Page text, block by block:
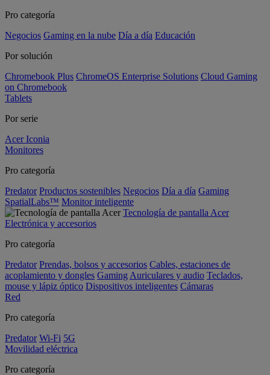
Pro categoría
Negocios Gaming en la nube Día a día Educación
Por solución
Chromebook Plus ChromeOS Enterprise Solutions Cloud Gaming
on Chromebook
Tablets
Por serie
Acer Iconia
Monitores
Pro categoría
Predator Productos sostenibles Negocios Día a día Gaming
SpatialLabs™ Monitor inteligente
Tecnología de pantalla Acer
Electrónica y accesorios
Pro categoría
Predator Prendas, bolsos y accesorios Cables, estaciones de
acoplamiento y dongles Gaming Auriculares y audio Teclados,
mouse y lápiz óptico Dispositivos inteligentes Cámaras
Red
Pro categoría
Predator Wi-Fi 5G
Movilidad eléctrica
Pro categoría